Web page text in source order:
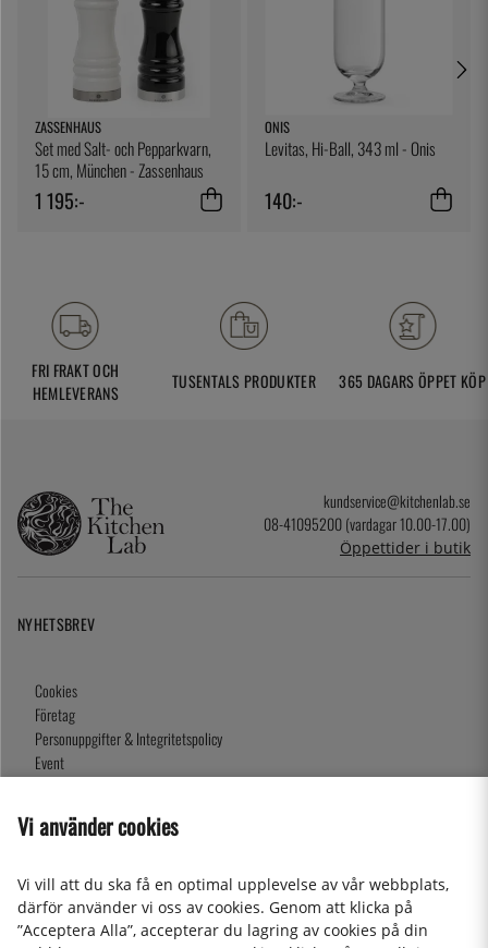
ZASSENHAUS
Set med Salt- och Pepparkvarn,
15 cm, München - Zassenhaus
1 195:-
ONIS
Levitas, Hi-Ball, 343 ml - Onis
140:-
FRI FRAKT OCH
HEMLEVERANS
TUSENTALS PRODUKTER 365 DAGARS ÖPPET KÖP
kundservice@kitchenlab.se
08-41095200 (vardagar 10.00-17.00)
Öppettider i butik
NYHETSBREV
Cookies
Företag
Personuppgifter & Integritetspolicy
Event
Presentkort
Vi använder cookies
Vi vill att du ska få en optimal upplevelse av vår webbplats,
därför använder vi oss av cookies. Genom att klicka på
”Acceptera Alla”, accepterar du lagring av cookies på din